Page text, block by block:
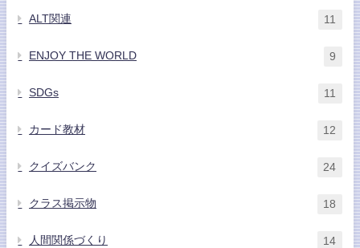
ALT関連 11
ENJOY THE WORLD 9
SDGs 11
カード教材 12
クイズバンク 24
クラス掲示物 18
人間関係づくり 14